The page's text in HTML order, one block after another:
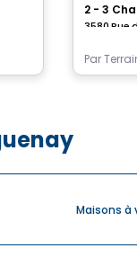
2 - 3
3580 Rue
Par
Maisons à